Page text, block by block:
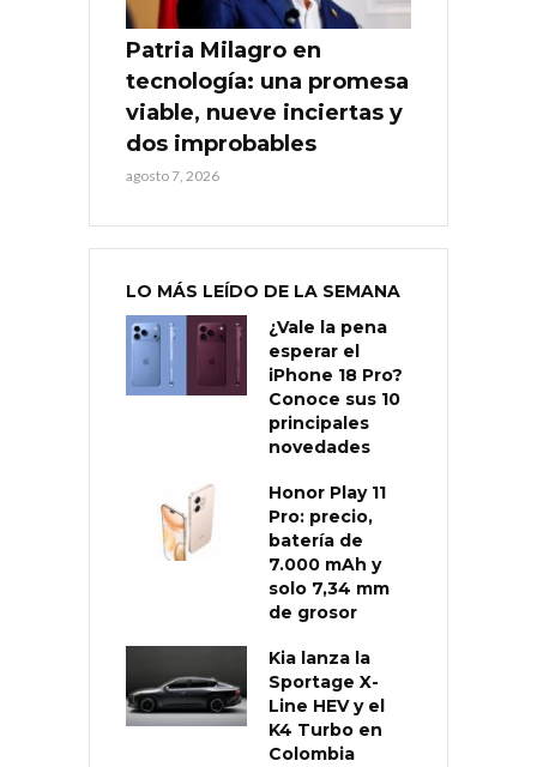
Patria Milagro en
tecnología: una promesa
viable, nueve inciertas y
dos improbables
agosto 7, 2026
LO MÁS LEÍDO DE LA SEMANA
¿Vale la pena
esperar el
iPhone 18 Pro?
Conoce sus 10
principales
novedades
Honor Play 11
Pro: precio,
batería de
7.000 mAh y
solo 7,34 mm
de grosor
Kia lanza la
Sportage X-
Line HEV y el
K4 Turbo en
Colombia